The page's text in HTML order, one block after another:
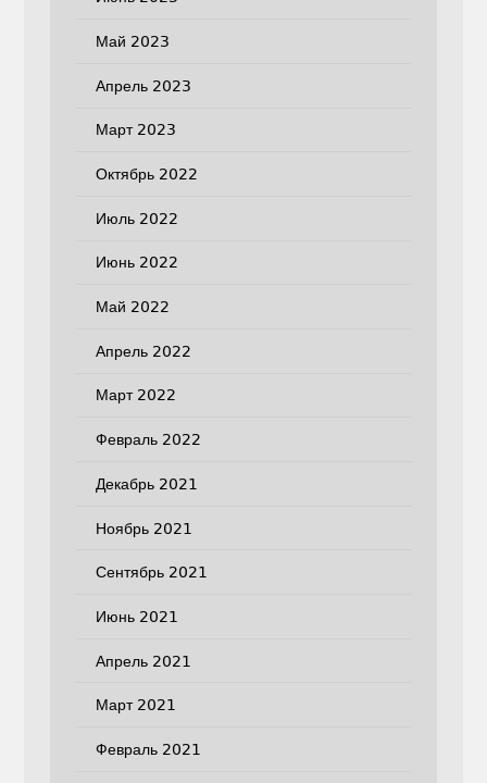
Май 2023
Апрель 2023
Март 2023
Октябрь 2022
Июль 2022
Июнь 2022
Май 2022
Апрель 2022
Март 2022
Февраль 2022
Декабрь 2021
Ноябрь 2021
Сентябрь 2021
Июнь 2021
Апрель 2021
Март 2021
Февраль 2021